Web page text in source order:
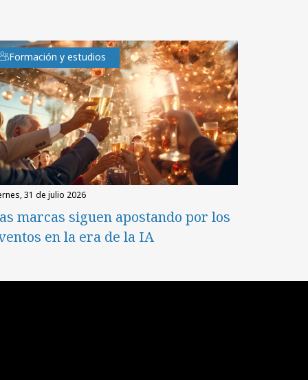
Formación y estudios
31 de julio 2026
marcas siguen apostando por los
en la era de la IA